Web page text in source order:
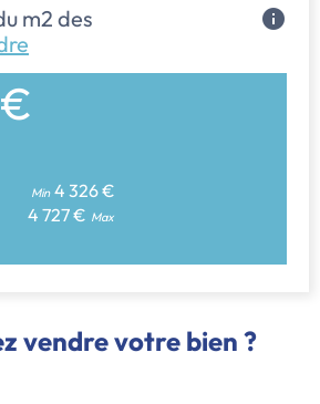
m2 des
Min 4 326 €
4 727 € Max
vendre votre bien ?